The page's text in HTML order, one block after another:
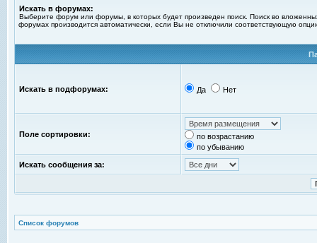
Искать в форумах:
Выберите форум или форумы, в которых будет произведен поиск. Поиск во
форумах производится автоматически, если Вы не отключили соответствующую
Искать в подфорумах: Да Нет
Поле сортировки:
по возрастанию
по убыванию
Искать сообщения за:
Список форумов